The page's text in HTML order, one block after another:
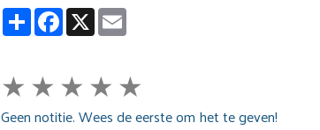
PartagerFacebook
X
★★★★★
Geen notitie. Wees de eerste om het te geven!